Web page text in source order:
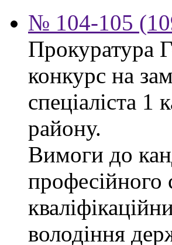
№ 104-105
Прокуратура
конкурс на
спеціаліста 1
району.
Вимоги до
професійного
володіння